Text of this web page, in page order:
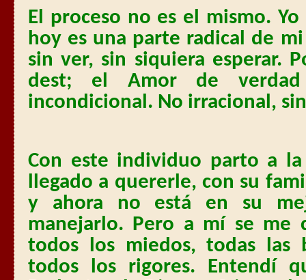
El proceso no es el mismo.
hoy es una parte radical de
sin ver, sin siquiera esperar.
dest; el Amor de
incondicional. No irracional,
Con este individuo parto a
llegado a quererle, con su
y ahora no está en su
manejarlo. Pero a mí se me
todos los miedos, todas las
todos los rigores. Entendí